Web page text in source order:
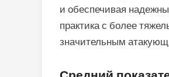
и обеспечивая
практика с более
значительным